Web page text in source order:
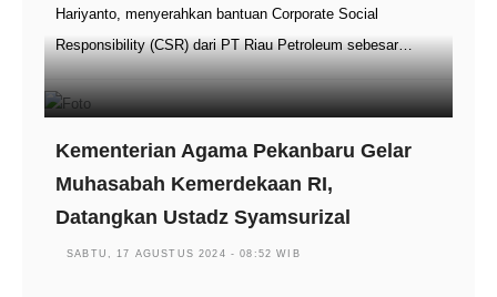
Hariyanto, menyerahkan bantuan Corporate Social
Responsibility (CSR) dari PT Riau Petroleum sebesar…
Kementerian Agama Pekanbaru Gelar
Muhasabah Kemerdekaan RI,
Datangkan Ustadz Syamsurizal
SABTU, 17 AGUSTUS 2024 - 08:52 WIB